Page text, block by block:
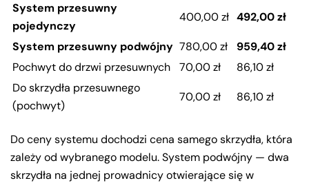
System przesuwny
pojedynczy
400,00 zł 492,00 zł
System przesuwny podwójny 780,00 zł
959,40 zł
Pochwyt do drzwi przesuwnych
70,00 zł
86,10 zł
Do skrzydła przesuwnego
(pochwyt)
70,00 zł 86,10 zł
Do ceny systemu dochodzi cena samego skrzydła, która
zależy od wybranego modelu. System podwójny — dwa
skrzydła na jednej prowadnicy otwierające się w